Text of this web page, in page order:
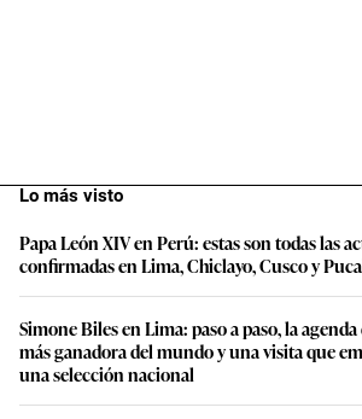
Lo más visto
Papa León XIV en Perú: estas son todas las
confirmadas en Lima, Chiclayo, Cusco y
Simone Biles en Lima: paso a paso, la
más ganadora del mundo y una visita que
una selección nacional